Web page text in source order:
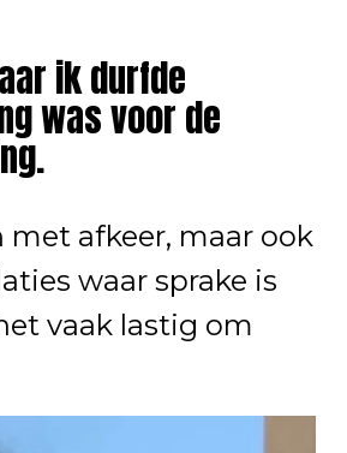
ik durfde
was voor de
afkeer, maar ook
waar sprake is
vaak lastig om